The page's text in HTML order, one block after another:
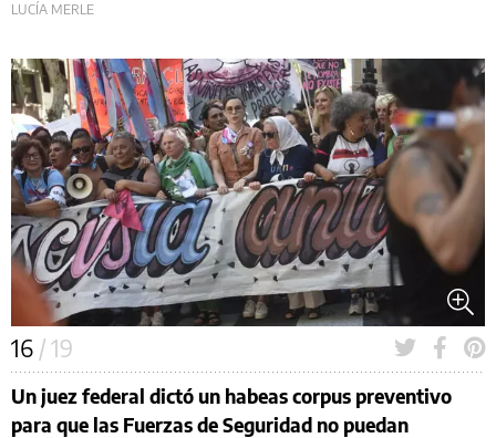
LUCÍA MERLE
16 / 19
Un juez federal dictó un habeas corpus preventivo
para que las Fuerzas de Seguridad no puedan